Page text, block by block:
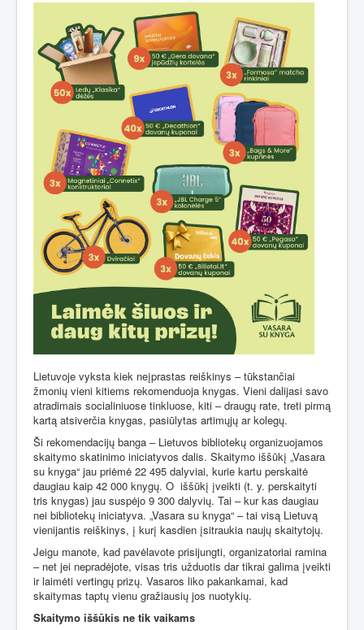
Lietuvoje vyksta kiek neįprastas reiškinys – tūkstančiai
žmonių vieni kitiems rekomenduoja knygas. Vieni dalijasi savo
atradimais socialiniuose tinkluose, kiti – draugų rate, treti pirmą
kartą atsiverčia knygas, pasiūlytas artimųjų ar kolegų.
Ši rekomendacijų banga – Lietuvos bibliotekų organizuojamos
skaitymo skatinimo iniciatyvos dalis. Skaitymo iššūkį „Vasara
su knyga“ jau priėmė 22 495 dalyviai, kurie kartu perskaitė
daugiau kaip 42 000 knygų. O iššūkį įveikti (t. y. perskaityti
tris knygas) jau suspėjo 9 300 dalyvių. Tai – kur kas daugiau
nei bibliotekų iniciatyva. „Vasara su knyga“ – tai visą Lietuvą
vienijantis reiškinys, į kurį kasdien įsitraukia naujų skaitytojų.
Jeigu manote, kad pavėlavote prisijungti, organizatoriai ramina
– net jei nepradėjote, visas tris užduotis dar tikrai galima įveikti
ir laimėti vertingų prizų. Vasaros liko pakankamai, kad
skaitymas taptų vienu gražiausių jos nuotykių.
Skaitymo iššūkis ne tik vaikams